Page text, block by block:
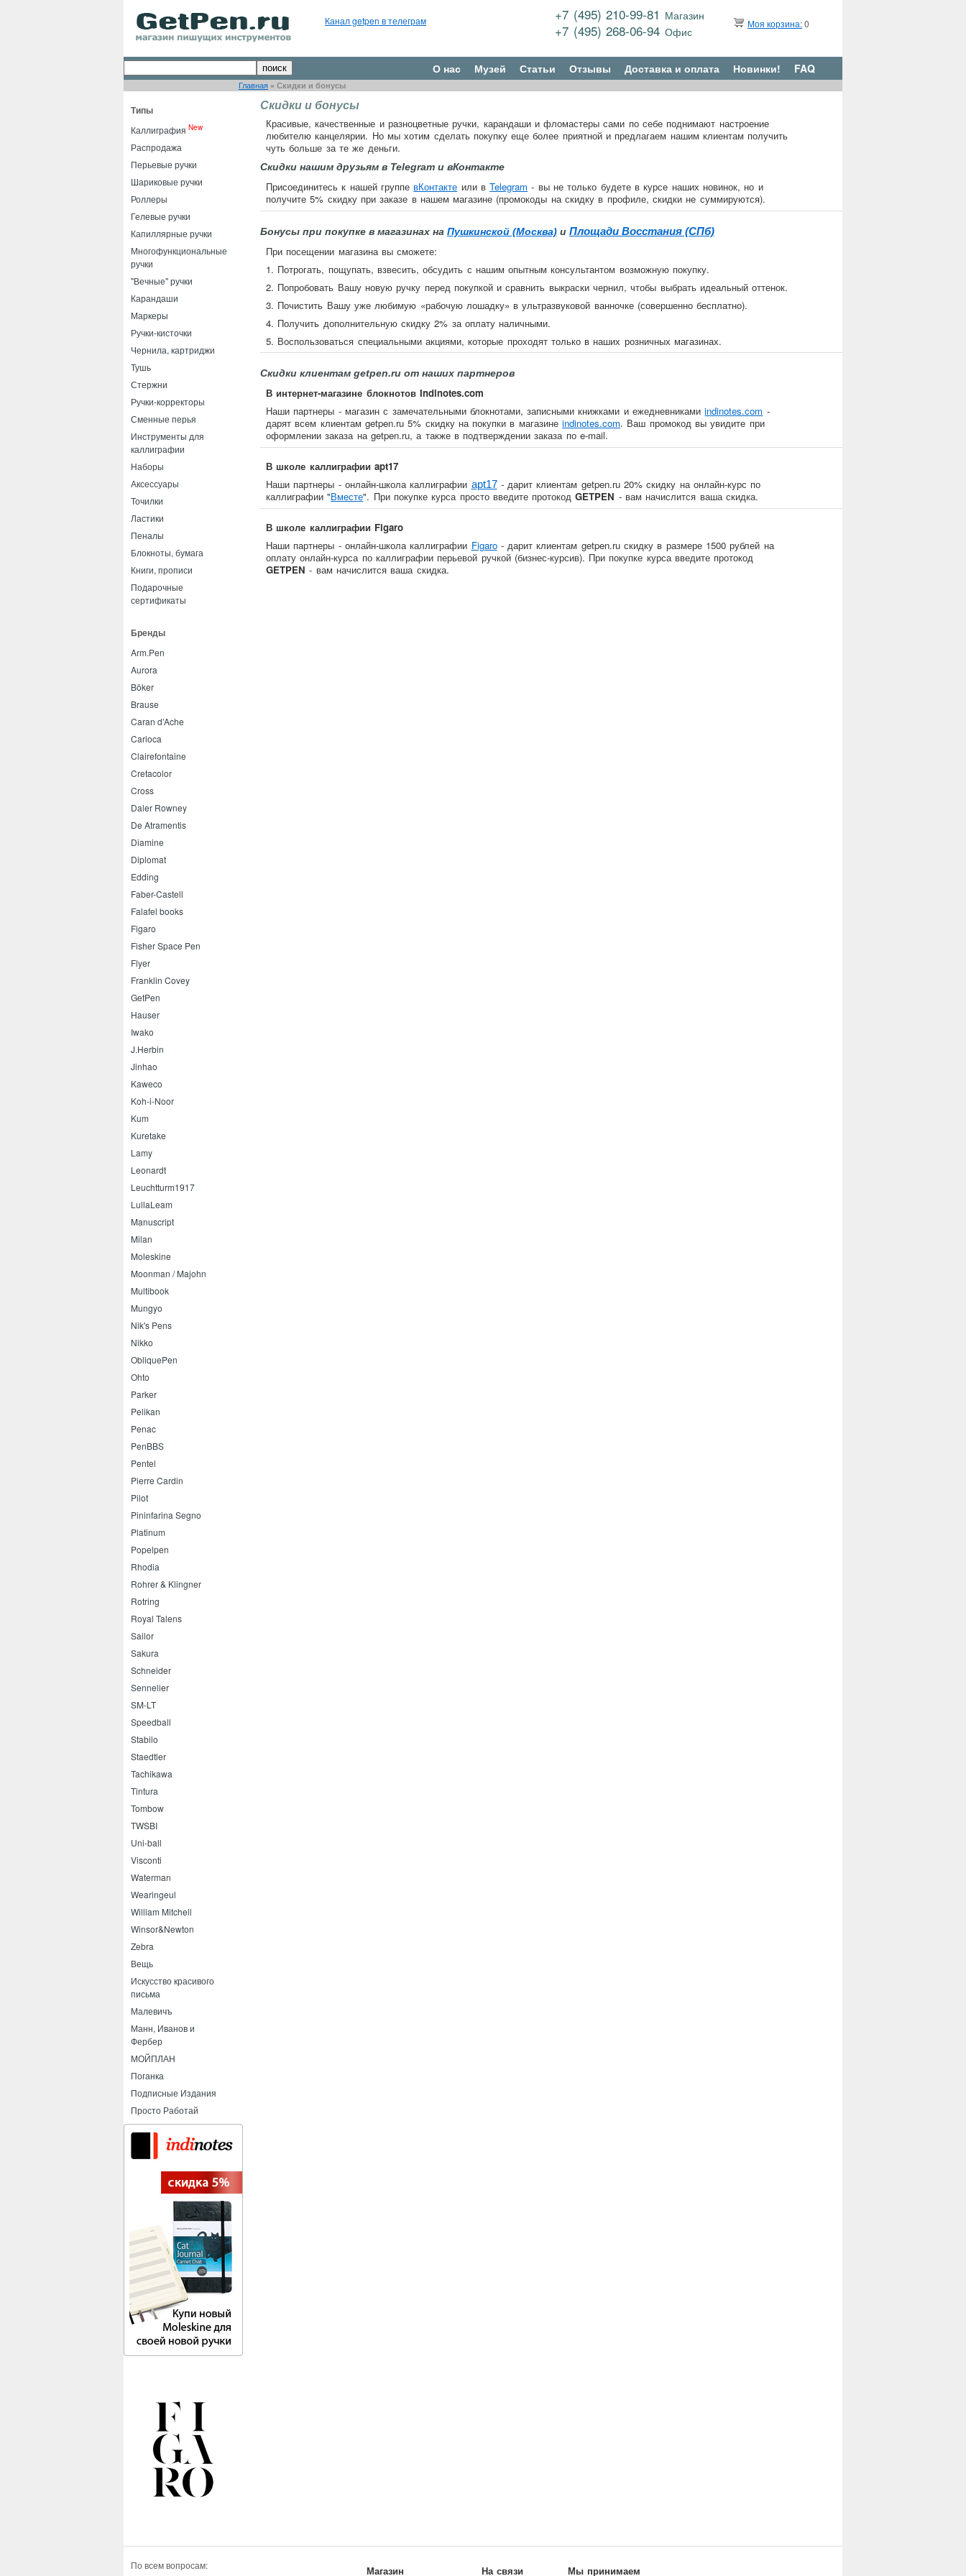
Канал getpen в телеграм +7 (495) 210-99-81 Магазин
+7 (495) 268-06-94Офис
Моя корзина:0
О нас Музей Статьи Отзывы Доставка и оплата Новинки! FAQ
Главная » Скидки и бонусы
Типы
Каллиграфия New
Распродажа
Перьевые ручки
Шариковые ручки
Роллеры
Гелевые ручки
Капиллярные ручки
Многофункциональные
ручки
"Вечные" ручки
Карандаши
Маркеры
Ручки-кисточки
Чернила, картриджи
Тушь
Стержни
Ручки-корректоры
Сменные перья
Инструменты для
каллиграфии
Наборы
Аксессуары
Точилки
Ластики
Пеналы
Блокноты, бумага
Книги, прописи
Подарочные
сертификаты
Бренды
Arm.Pen
Aurora
Böker
Brause
Caran d’Ache
Carioca
Clairefontaine
Cretacolor
Cross
Daler Rowney
De Atramentis
Diamine
Diplomat
Edding
Faber-Castell
Falafel books
Figaro
Fisher Space Pen
Flyer
Franklin Covey
GetPen
Hauser
Iwako
J.Herbin
Jinhao
Kaweco
Koh-i-Noor
Kum
Kuretake
Lamy
Leonardt
Leuchtturm1917
LullaLeam
Manuscript
Milan
Moleskine
Moonman / Majohn
Multibook
Mungyo
Nik's Pens
Nikko
ObliquePen
Ohto
Parker
Pelikan
Penac
PenBBS
Pentel
Pierre Cardin
Pilot
Pininfarina Segno
Platinum
Popelpen
Rhodia
Rohrer & Klingner
Rotring
Royal Talens
Sailor
Sakura
Schneider
Sennelier
SM-LT
Speedball
Stabilo
Staedtler
Tachikawa
Tintura
Tombow
TWSBI
Uni-ball
Visconti
Waterman
Wearingeul
William Mitchell
Winsor&Newton
Zebra
Вещь
Искусство красивого
письма
Малевичъ
Манн, Иванов и
Фербер
МОЙПЛАН
Поганка
Подписные Издания
Просто Работай
Скидки и бонусы
Красивые, качественные и разноцветные ручки, карандаши и фломастеры сами по себе поднимают настроение
любителю канцелярии. Но мы хотим сделать покупку еще более приятной и предлагаем нашим клиентам получить
чуть больше за те же деньги.
Скидки нашим друзьям в Telegram и вКонтакте
Присоединитесь к нашей группевКонтакте или вTelegram - вы не только будете в курсе наших новинок, но и
получите 5% скидку при заказе в нашем магазине (промокоды на скидку в профиле, скидки не суммируются).
Бонусы при покупке в магазинах на Пушкинской (Москва) и Площади Восстания (СПб)
При посещении магазина вы сможете:
1. Потрогать, пощупать, взвесить, обсудить с нашим опытным консультантом возможную покупку.
2. Попробовать Вашу новую ручку перед покупкой и сравнить выкраски чернил, чтобы выбрать идеальный оттенок.
3. Почистить Вашу уже любимую «рабочую лошадку» в ультразвуковой ванночке (совершенно бесплатно).
4. Получить дополнительную скидку 2% за оплату наличными.
5. Воспользоваться специальными акциями, которые проходят только в наших розничных магазинах.
Скидки клиентам getpen.ru от наших партнеров
В интернет-магазине блокнотов Indinotes.com
Наши партнеры - магазин с замечательными блокнотами, записными книжками и ежедневникамиindinotes.com -
дарят всем клиентам getpen.ru 5% скидку на покупки в магазинеindinotes.com. Ваш промокод вы увидите при
оформлении заказа на getpen.ru, а также в подтверждении заказа по e-mail.
В школе каллиграфии apt17
Наши партнеры - онлайн-школа каллиграфии apt17- дарит клиентам getpen.ru 20% скидку на онлайн-курс по
каллиграфии "Вместе". При покупке курса просто введите протокодGETPEN - вам начислится ваша скидка.
В школе каллиграфии Figaro
Наши партнеры - онлайн-школа каллиграфии Figaro - дарит клиентам getpen.ru скидку в размере 1500 рублей на
оплату онлайн-курса по каллиграфии перьевой ручкой (бизнес-курсив). При покупке курса введите протокод
GETPEN- вам начислится ваша скидка.
По всем вопросам: Магазин На связи Мы принимаем